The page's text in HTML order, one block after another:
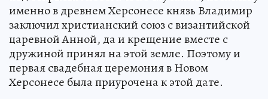
именно в древнем Херсонесе князь Владимир
заключил христианский союз с византийской
царевной Анной, да и крещение вместе с
дружиной принял на этой земле. Поэтому и
первая свадебная церемония в Новом
Херсонесе была приурочена к этой дате.